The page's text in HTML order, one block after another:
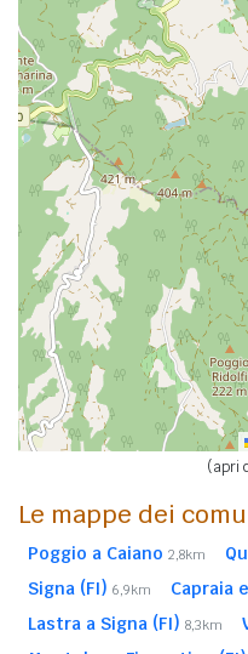
(apri
Le mappe dei
Poggio a Caiano 2,8km
Signa (FI) 6,9km Capraia
Lastra a Signa (FI) 8,3km